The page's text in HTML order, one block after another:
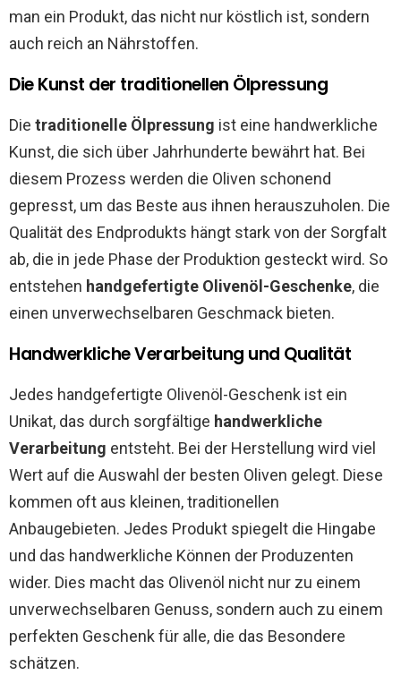
man ein Produkt, das nicht nur köstlich ist, sondern
auch reich an Nährstoffen.
Die Kunst der traditionellen Ölpressung
Die traditionelle Ölpressung ist eine handwerkliche
Kunst, die sich über Jahrhunderte bewährt hat. Bei
diesem Prozess werden die Oliven schonend
gepresst, um das Beste aus ihnen herauszuholen. Die
Qualität des Endprodukts hängt stark von der Sorgfalt
ab, die in jede Phase der Produktion gesteckt wird. So
entstehen handgefertigte Olivenöl-Geschenke, die
einen unverwechselbaren Geschmack bieten.
Handwerkliche Verarbeitung und Qualität
Jedes handgefertigte Olivenöl-Geschenk ist ein
Unikat, das durch sorgfältige handwerkliche
Verarbeitung entsteht. Bei der Herstellung wird viel
Wert auf die Auswahl der besten Oliven gelegt. Diese
kommen oft aus kleinen, traditionellen
Anbaugebieten. Jedes Produkt spiegelt die Hingabe
und das handwerkliche Können der Produzenten
wider. Dies macht das Olivenöl nicht nur zu einem
unverwechselbaren Genuss, sondern auch zu einem
perfekten Geschenk für alle, die das Besondere
schätzen.